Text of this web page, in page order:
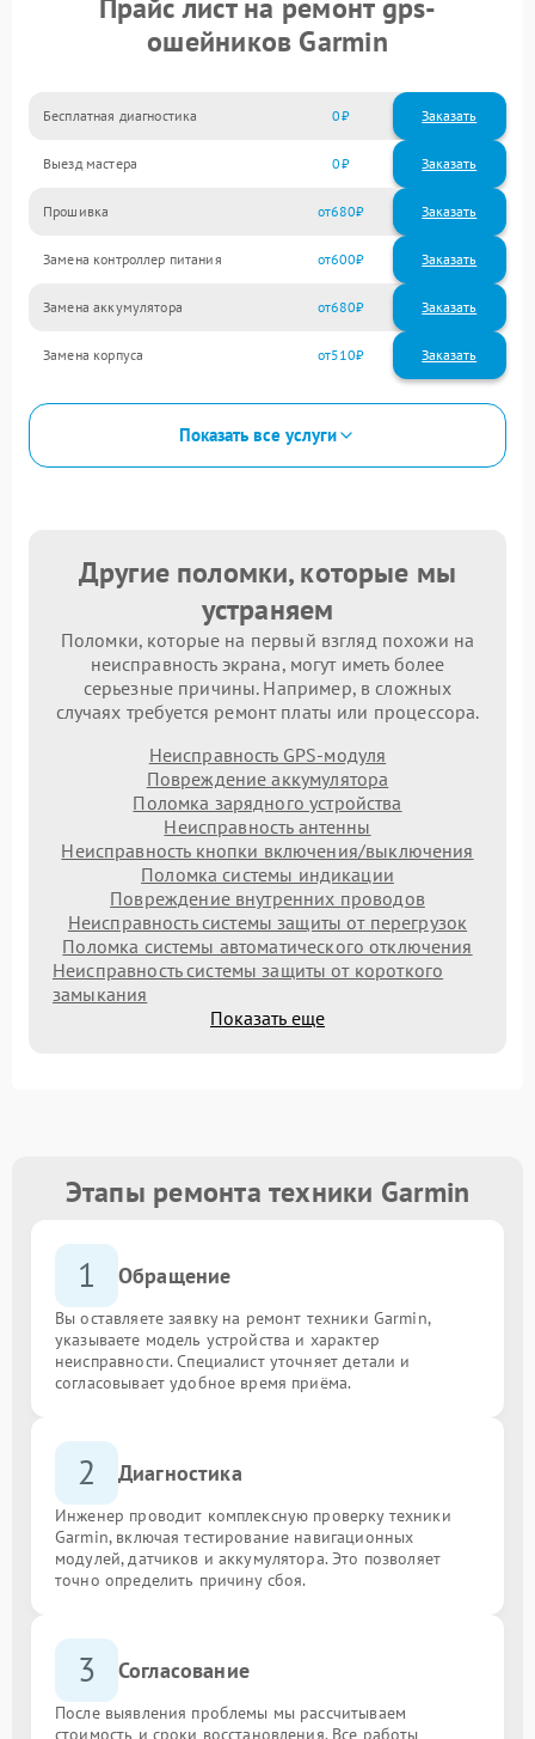
ошейников Garmin
Бесплатная диагностика 0 Заказать
Выезд мастера 0 Заказать
Прошивка 680
Замена контроллер питания 600
Замена аккумулятора 680
Замена корпуса 510
Показать все услуги
Другие поломки, которые мы
устраняем
Поломки, которые на первый взгляд похожи на
неисправность экрана, могут иметь более
серьезные причины. Например, в сложных
случаях требуется ремонт платы или процессора.
Неисправность GPS-модуля
Повреждение аккумулятора
Поломка зарядного устройства
Неисправность антенны
Неисправность кнопки включения/выключения
Поломка системы индикации
Повреждение внутренних проводов
Неисправность системы защиты от перегрузок
Поломка системы автоматического отключения
Неисправность системы защиты от короткого
замыкания
Показать еще
Этапы ремонта техники Garmin
1 Обращение
Вы оставляете заявку на ремонт техники Garmin,
указываете модель устройства и характер
неисправности. Специалист уточняет детали и
согласовывает удобное время приёма.
2 Диагностика
Инженер проводит комплексную проверку техники
Garmin, включая тестирование навигационных
модулей, датчиков и аккумулятора. Это позволяет
точно определить причину сбоя.
3 Согласование
После выявления проблемы мы рассчитываем
стоимость и сроки восстановления. Все работы